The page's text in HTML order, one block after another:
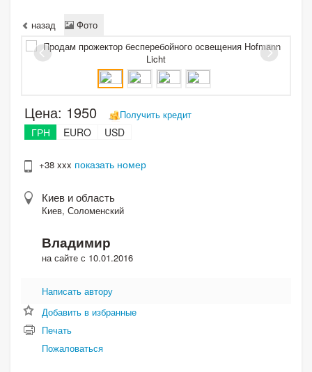
назад Фото
Цена: 1950 Получить кредит
ГРН EURO USD
+38 xxx показать номер
Киев и область
Киев, Соломенский
Владимир
на сайте с 10.01.2016
Написать автору
Добавить в избранные
Печать
Пожаловаться